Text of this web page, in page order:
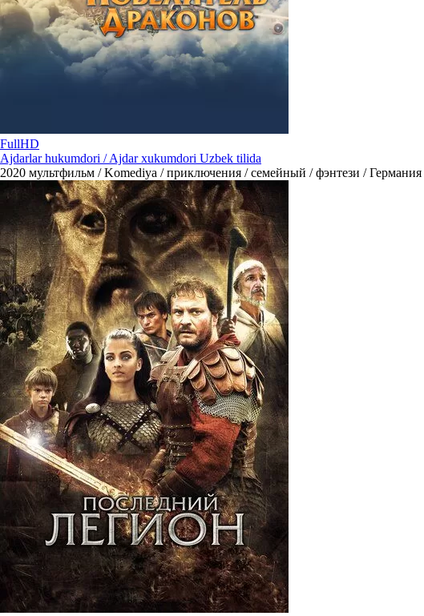
FullHD
Ajdarlar hukumdori / Ajdar xukumdori Uzbek tilida
2020 мультфильм / Komediya / приключения / семейный / фэнтези / Германия